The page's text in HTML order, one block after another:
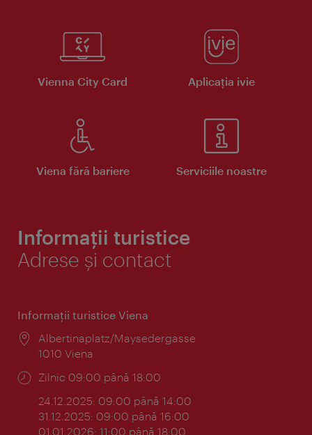
Vienna City Card Aplicaţia ivie
Viena fără bariere Serviciile noastre
Informații turistice
Adrese și contact
Informaţii turistice Viena
Locul:
Albertinaplatz/Maysedergasse
1010 Viena
Program:
Zilnic 09:00 până 18:00
24.12.2025: 09:00 până 14:00
31.12.2025: 09:00 până 16:00
01.01.2026: 11:00 până 18:00